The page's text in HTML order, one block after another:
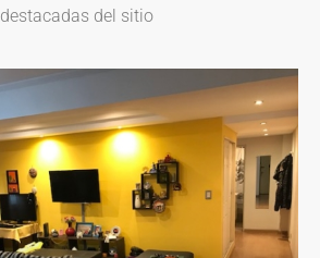
destacadas del sitio